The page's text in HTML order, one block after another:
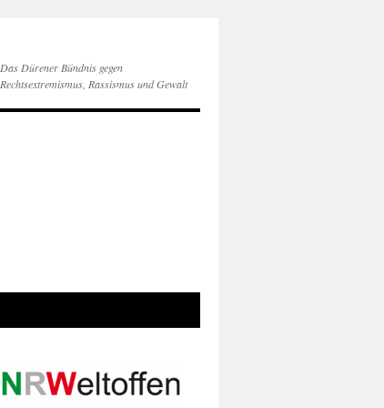
Das Dürener Bündnis gegen
Rechtsextremismus, Rassismus und Gewalt